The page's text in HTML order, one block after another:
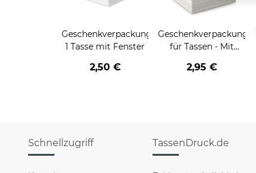
Geschenkverpackung
1 Tasse mit Fenster
2,50 €
Geschenkverpackung
für Tassen - Mit
2,95 €
Schnellzugriff TassenDruck.de